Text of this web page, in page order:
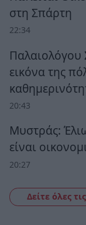
στη Σπάρτη
22:34
Παλαιολόγου
εικόνα της
20:43
Μυστράς:
είναι
20:27
Δείτε όλες